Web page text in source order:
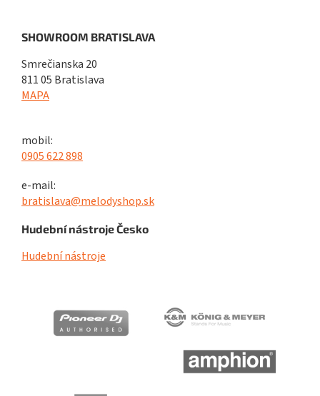
SHOWROOM BRATISLAVA
Smrečianska 20
811 05 Bratislava
MAPA
mobil:
0905 622 898
e-mail:
bratislava@melodyshop.sk
Hudební nástroje Česko
Hudební nástroje